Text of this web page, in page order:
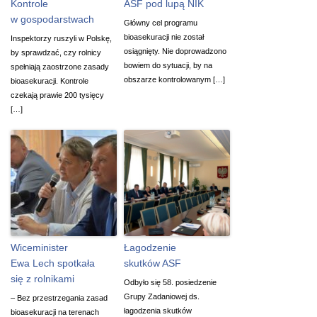
Kontrole
w gospodarstwach
Inspektorzy ruszyli w Polskę,
by sprawdzać, czy rolnicy
spełniają zaostrzone zasady
bioasekuracji. Kontrole
czekają prawie 200 tysięcy
[…]
ASF pod lupą NIK
Główny cel programu
bioasekuracji nie został
osiągnięty. Nie doprowadzono
bowiem do sytuacji, by na
obszarze kontrolowanym […]
Wiceminister
Ewa Lech spotkała
się z rolnikami
– Bez przestrzegania zasad
bioasekuracji na terenach
Łagodzenie
skutków ASF
Odbyło się 58. posiedzenie
Grupy Zadaniowej ds.
łagodzenia skutków